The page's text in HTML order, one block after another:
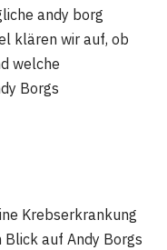
andy borg
klären wir auf, ob
welche
Borgs
Krebserkrankung
Blick auf Andy Borgs